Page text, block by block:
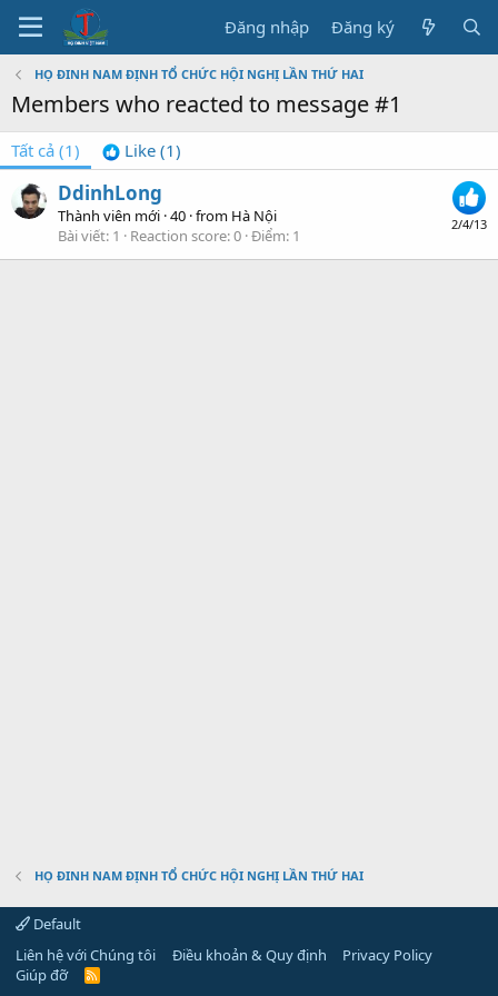
Đăng nhập Đăng ký
HỌ ĐINH NAM ĐỊNH TỔ CHỨC HỘI NGHỊ LẦN THỨ HAI
Members who reacted to message #1
Tất cả (1) Like (1)
2/4/13
DdinhLong
Thành viên mới ·40 ·from Hà Nội
Bài viết 1 Reaction score 0 Điểm 1
HỌ ĐINH NAM ĐỊNH TỔ CHỨC HỘI NGHỊ LẦN THỨ HAI
Default
Liên hệ với Chúng tôi
Điều khoản & Quy định
Privacy Policy
Giúp đỡ
R